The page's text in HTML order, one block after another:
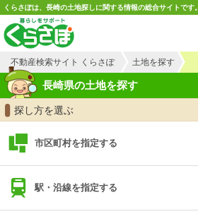
くらさぽは、長崎の土地探しに関する情報の総合サイトです。
不動産検索サイト くらさぽ 土地を探す
長崎県の土地を探す
探し方を選ぶ
市区町村を指定する
駅・沿線を指定する